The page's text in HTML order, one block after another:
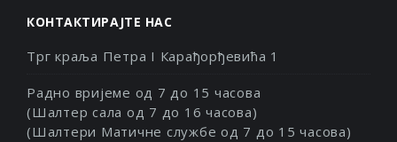
КОНТАКТИРАЈТЕ НАС
Трг краља Петра I Карађорђевића 1
Радно вријеме од 7 до 15 часова
(Шалтер сала од 7 до 16 часова)
(Шалтери Матичне службе од 7 до 15 часова)